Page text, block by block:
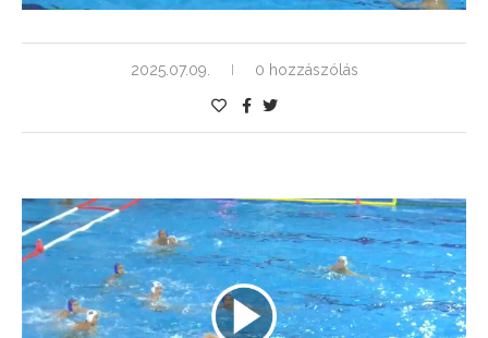
2025.07.09. 0 hozzászólás